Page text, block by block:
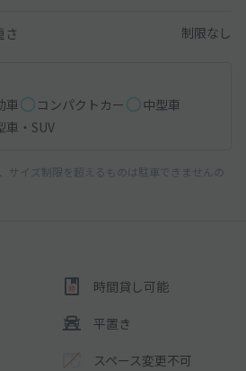
さ 制限なし
車 コンパクトカー
中型車
車・SUV
サイズ制限を超えるものは駐車できませんの
時間貸し可能
平置き
スペース変更不可